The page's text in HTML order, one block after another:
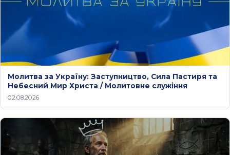
Молитва за Україну: Заступництво, Сила Пастиря та
Небесний Мир Христа / Молитовне служіння
02.08.2026